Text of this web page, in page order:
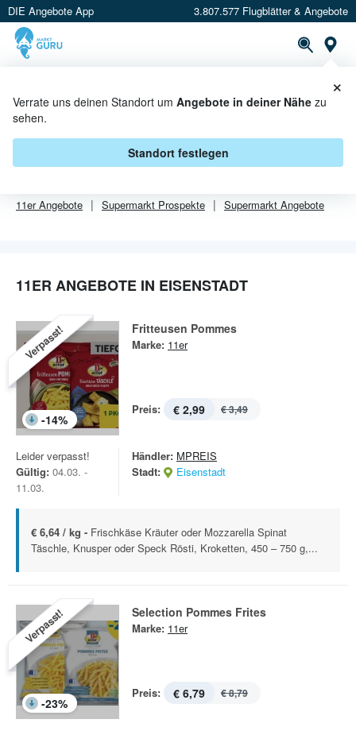
DIE Angebote App 3.807.577 Flugblätter & Angebote
Verrate uns deinen Standort um Angebote in deiner Nähe zu
sehen.
Standort festlegen
×
11ER ANGEBOTE IN EISENSTADT
Von11ersind in Eisenstadt leider alle Angebebote abgelaufen.
11erAngebote Supermarkt Prospekte Supermarkt Angebote
11ER ANGEBOTE IN EISENSTADT
Verpasst!
-14%
Fritteusen Pommes
Marke: 11er
Preis: € 2,99 € 3,49
Leider verpasst!
Gültig: 04.03. -
11.03.
Händler: MPREIS
Stadt:
Eisenstadt
€ 6,64 / kg - Frischkäse Kräuter oder Mozzarella Spinat
Täschle, Knusper oder Speck Rösti, Kroketten, 450 – 750 g,...
Verpasst!
-23%
Selection Pommes Frites
Marke: 11er
Preis: € 6,79 € 8,79